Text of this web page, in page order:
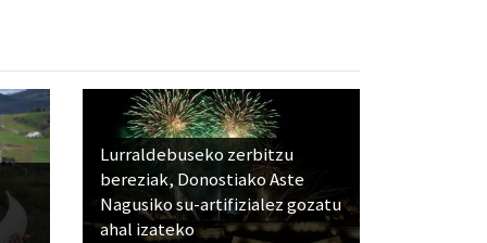
Lurraldebuseko zerbitzu
bereziak, Donostiako Aste
Nagusiko su-artifizialez gozatu
ahal izateko